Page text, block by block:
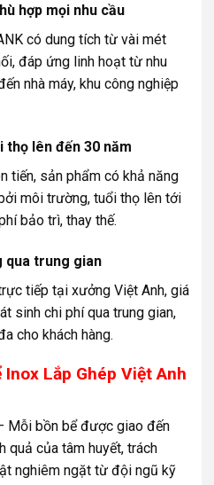
hợp mọi nhu cầu
có dung tích từ vài mét
đáp ứng linh hoạt từ nhu
nhà máy, khu công nghiệp
lên đến 30 năm
tiến, sản phẩm có khả năng
môi trường, tuổi thọ lên tới
bảo trì, thay thế.
qua trung gian
tiếp tại xưởng Việt Anh, giá
sinh chi phí qua trung gian,
cho khách hàng.
Lắp Ghép Việt Anh
Mỗi bồn bể được giao đến
quả của tâm huyết, trách
nghiêm ngặt từ đội ngũ kỹ